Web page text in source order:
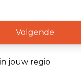
Volgende
jouw regio